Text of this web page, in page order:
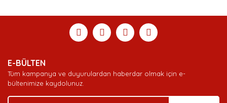
E-BÜLTEN
Tüm kampanya ve duyurulardan haberdar olmak için e-
bültenimize kaydolunuz.